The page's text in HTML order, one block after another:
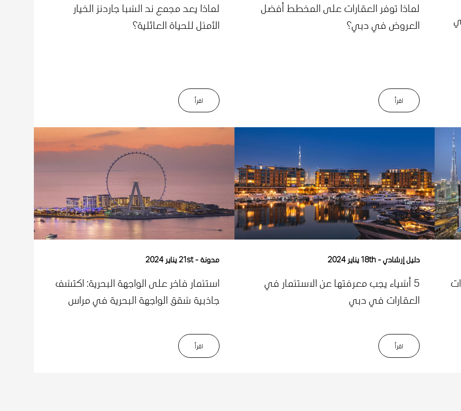
لماذا توفر العقارات على المخطط أفضل
العروض في دبي؟
اﻗﺮأ
لماذا يعد مجمع ند الشبا جاردنز الخيار
الأمثل للحياة العائلية؟
اﻗﺮأ
دليل إرشادي 18th يناير 2024
5 أشياء يجب معرفتها عن الاستثمار في
العقارات في دبي
اﻗﺮأ
مدونة 21st يناير 2024
استثمار فاخر على الواجهة البحرية: اكتشف
جاذبية شقق الواجهة البحرية في مراس
اﻗﺮأ